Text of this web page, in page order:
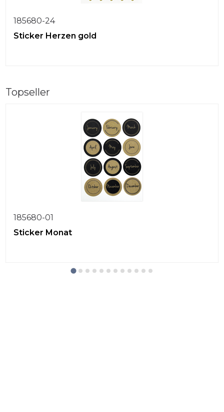
185680-24
Sticker Herzen gold
Topseller
185680-01
Sticker Monat